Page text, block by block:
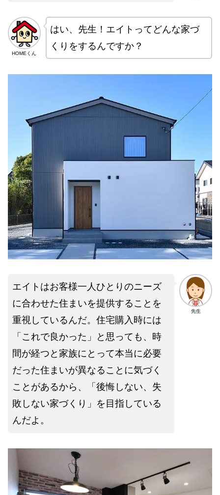
HOMEくん
はい、先生！エイトってどんな家づ
くりをするんですか？
先生
エイトはお客様一人ひとりのニーズ
に合わせた住まいを提供することを
重視しているんだ。住宅購入時には
「これで良かった」と思っても、時
間が経つと家族にとって本当に必要
だった住まいが異なることに気づく
ことがあるから、「後悔しない、失
敗しない家づくり」を目指している
んだよ。